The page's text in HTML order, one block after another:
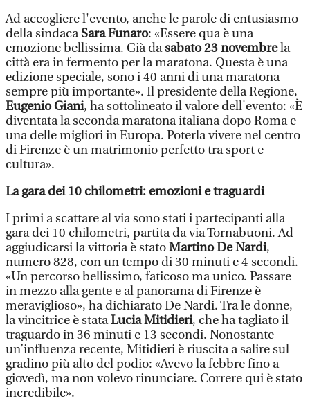
Ad accogliere l'evento, anche le parole di entusiasmo
della sindacaSara Funaro: «Essere qua è una
emozione bellissima. Già dasabato23 novembrela
città era in fermento per la maratona. Questa è una
edizione speciale, sono i 40 anni di una maratona
sempre più importante». Il presidente della Regione,
Eugenio Giani, ha sottolineato il valore dell'evento: «È
diventata la seconda maratona italiana dopo Roma e
una delle migliori in Europa. Poterla vivere nel centro
di Firenze è un matrimonio perfetto tra sport e
cultura».
La gara dei 10 chilometri: emozioni e traguardi
I primi a scattare al via sono stati i partecipanti alla
gara dei 10 chilometri, partita da via Tornabuoni. Ad
aggiudicarsi la vittoria è statoMartino De Nardi,
numero 828, con un tempo di 30 minuti e 4 secondi.
«Un percorso bellissimo, faticoso ma unico. Passare
in mezzo alla gente e al panorama di Firenze è
meraviglioso», ha dichiarato De Nardi. Tra le donne,
la vincitrice è stataLucia Mitidieri, che ha tagliato il
traguardo in 36 minuti e 13 secondi. Nonostante
un’influenza recente, Mitidieri è riuscita a salire sul
gradino più alto del podio: «Avevo la febbre fino a
giovedì, ma non volevo rinunciare. Correre qui è stato
incredibile».